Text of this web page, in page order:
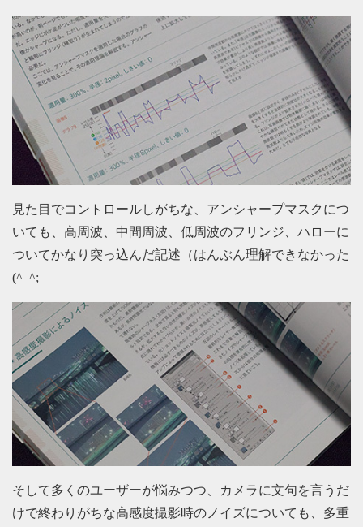
見た目でコントロールしがちな、アンシャープマスクにつ
いても、高周波、中間周波、低周波のフリンジ、ハローに
ついてかなり突っ込んだ記述（はんぶん理解できなかった
(^_^;
そして多くのユーザーが悩みつつ、カメラに文句を言うだ
けで終わりがちな高感度撮影時のノイズについても、多重